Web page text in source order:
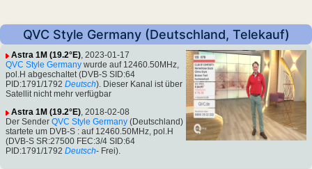
QVC Style Germany (Deutschland, Telekauf)
Astra 1M (19.2°E), 2023-01-17
QVC Style Germany wurde auf 12460.50MHz,
pol.H abgeschaltet (DVB-S SID:64
PID:1791/1792 Deutsch). Dieser Kanal ist über
Satellit nicht mehr verfügbar
Astra 1M (19.2°E), 2018-02-08
Der Sender QVC Style Germany (Deutschland)
startete um DVB-S : auf 12460.50MHz, pol.H
(DVB-S SR:27500 FEC:3/4 SID:64
PID:1791/1792 Deutsch- Frei).